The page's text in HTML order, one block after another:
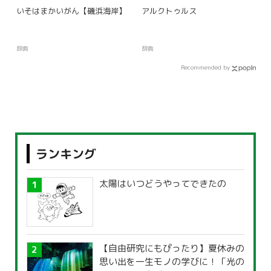
いそはまかいがん【磯浜海岸】
辞典
アルクトゥルス
辞典
Recommended by
ランキング
太陽はいつどうやってできたの
【自由研究にもぴったり】夏休みの
思い出を一生モノの学びに！「光の